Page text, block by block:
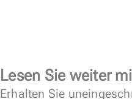
Lesen Sie weiter
Erhalten Sie